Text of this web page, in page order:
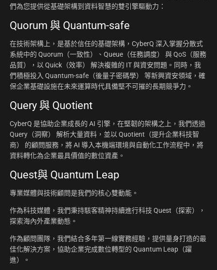
們為您提供從基礎架構到資料智慧的雙引擎驅動力：
Quorum 與 Quantum-safe
在技術架構上，是基於信任的基礎架構，CyberQ 深入掌握分散式
系統中的 Quorum（一致性）、Queue（任務調度） 與 QoS（服務
品質），以 Quick（效率） 解決複雜的 IT 與資安問題。同時，我
們積極投入 Quantum-safe（後量子密碼學） 等新興資安領域，確
保企業基礎設施在未來運算時代具備堅不可摧的長期競爭力。
Query 與 Quotient
CyberQ 是協助企業成長的 AI 引擎，在堅韌的架構之上，我們透過
Query（洞察） 解析大量資料，並以 Quotient（提升企業科技智
商） 的顧問服務，將 AI 導入本機端環境與自動化工作流程中，將
資料轉化為企業最具價值的數位資產。
Quest與 Quantum Leap
專業媒體與技術顧問是我們的核心雙動能。
作為科技媒體，我們秉持駭客精神持續進行科技 Quest（探索），
探索海內外產業動態。
作為顧問團隊，我們結合多年第一線實務經驗，提供量身打造的最
佳化解決方案，協助企業完成數位轉型的 Quantum Leap（躍
進）。